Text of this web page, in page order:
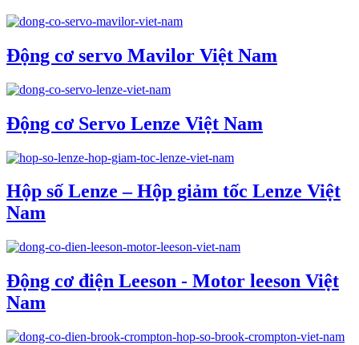
Động cơ servo Mavilor Việt Nam
Động cơ Servo Lenze Việt Nam
Hộp số Lenze – Hộp giảm tốc Lenze Việt
Nam
Động cơ điện Leeson - Motor leeson Việt
Nam